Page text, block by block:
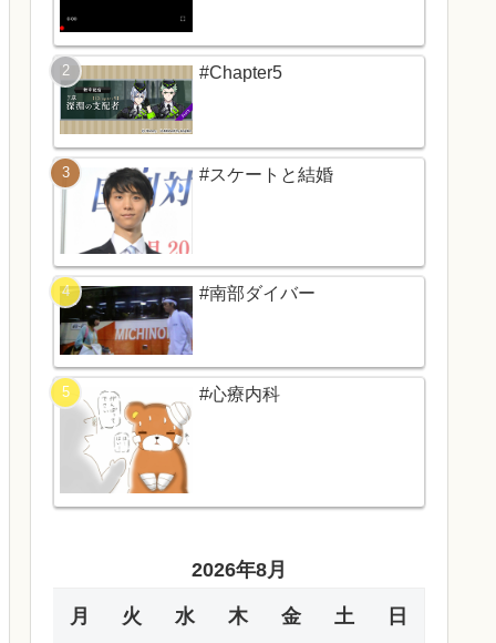
#Chapter5
#スケートと結婚
#南部ダイバー
#心療内科
2026年8月
月 火 水 木 金 土 日